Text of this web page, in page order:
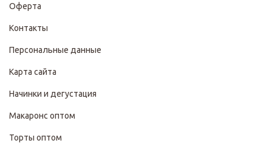
Оферта
Контакты
Персональные данные
Карта сайта
Начинки и дегустация
Макаронс оптом
Торты оптом